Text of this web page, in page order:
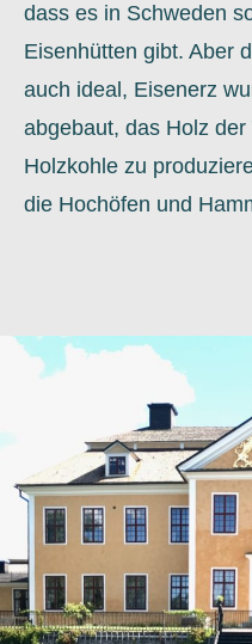
dass es in Schweden
Eisenhütten gibt. Aber
auch ideal, Eisenerz
abgebaut, das Holz
Holzkohle zu
die Hochöfen und